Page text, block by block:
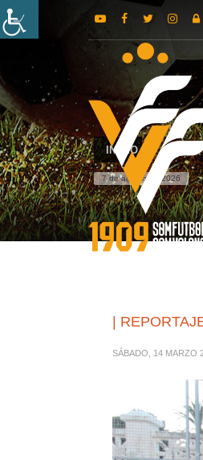
INICIO
7 de agosto de 2026
|
SÁBADO, 14 MARZO